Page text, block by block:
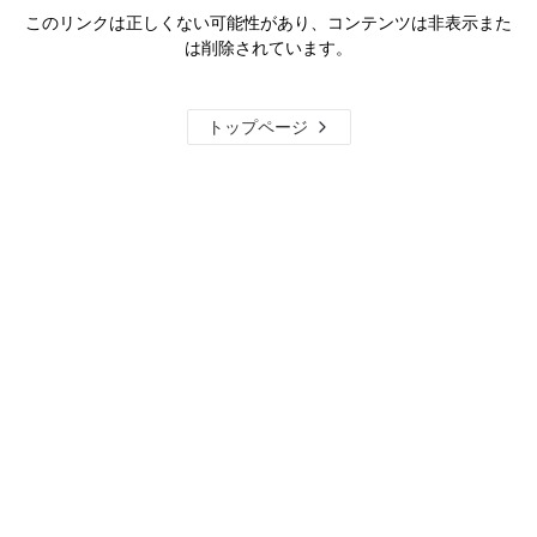
このリンクは正しくない可能性があり、コンテンツは非表示また
は削除されています。
トップページ